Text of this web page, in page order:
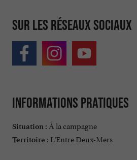
Sur les réseaux sociaux
Informations pratiques
Situation : À la campagne
Territoire : L'Entre Deux-Mers